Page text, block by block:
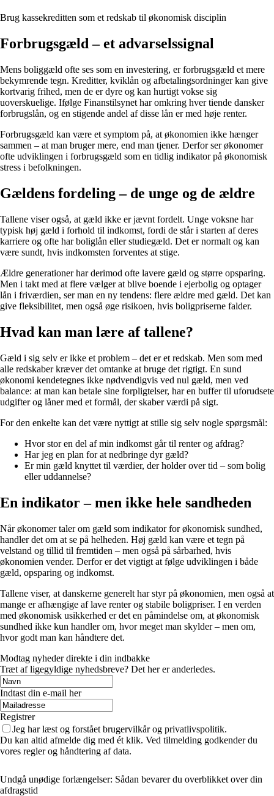
Brug kassekreditten som et redskab til økonomisk disciplin
Forbrugsgæld – et advarselssignal
Mens boliggæld ofte ses som en investering, er forbrugsgæld et mere
bekymrende tegn. Kreditter, kviklån og afbetalingsordninger kan give
kortvarig frihed, men de er dyre og kan hurtigt vokse sig
uoverskuelige. Ifølge Finanstilsynet har omkring hver tiende dansker
forbrugslån, og en stigende andel af disse lån er med høje renter.
Forbrugsgæld kan være et symptom på, at økonomien ikke hænger
sammen – at man bruger mere, end man tjener. Derfor ser økonomer
ofte udviklingen i forbrugsgæld som en tidlig indikator på økonomisk
stress i befolkningen.
Gældens fordeling – de unge og de ældre
Tallene viser også, at gæld ikke er jævnt fordelt. Unge voksne har
typisk høj gæld i forhold til indkomst, fordi de står i starten af deres
karriere og ofte har boliglån eller studiegæld. Det er normalt og kan
være sundt, hvis indkomsten forventes at stige.
Ældre generationer har derimod ofte lavere gæld og større opsparing.
Men i takt med at flere vælger at blive boende i ejerbolig og optager
lån i friværdien, ser man en ny tendens: flere ældre med gæld. Det kan
give fleksibilitet, men også øge risikoen, hvis boligpriserne falder.
Hvad kan man lære af tallene?
Gæld i sig selv er ikke et problem – det er et redskab. Men som med
alle redskaber kræver det omtanke at bruge det rigtigt. En sund
økonomi kendetegnes ikke nødvendigvis ved nul gæld, men ved
balance: at man kan betale sine forpligtelser, har en buffer til uforudsete
udgifter og låner med et formål, der skaber værdi på sigt.
For den enkelte kan det være nyttigt at stille sig selv nogle spørgsmål:
Hvor stor en del af min indkomst går til renter og afdrag?
Har jeg en plan for at nedbringe dyr gæld?
Er min gæld knyttet til værdier, der holder over tid – som bolig
eller uddannelse?
En indikator – men ikke hele sandheden
Når økonomer taler om gæld som indikator for økonomisk sundhed,
handler det om at se på helheden. Høj gæld kan være et tegn på
velstand og tillid til fremtiden – men også på sårbarhed, hvis
økonomien vender. Derfor er det vigtigt at følge udviklingen i både
gæld, opsparing og indkomst.
Tallene viser, at danskerne generelt har styr på økonomien, men også at
mange er afhængige af lave renter og stabile boligpriser. I en verden
med økonomisk usikkerhed er det en påmindelse om, at økonomisk
sundhed ikke kun handler om, hvor meget man skylder – men om,
hvor godt man kan håndtere det.
Modtag nyheder direkte i din indbakke
Træt af ligegyldige nyhedsbreve? Det her er anderledes.
Indtast din e-mail her
Registrer
Jeg har læst og forstået brugervilkår og privatlivspolitik.
Du kan altid afmelde dig med ét klik. Ved tilmelding godkender du
vores regler og håndtering af data.
Undgå unødige forlængelser: Sådan bevarer du overblikket over din
afdragstid